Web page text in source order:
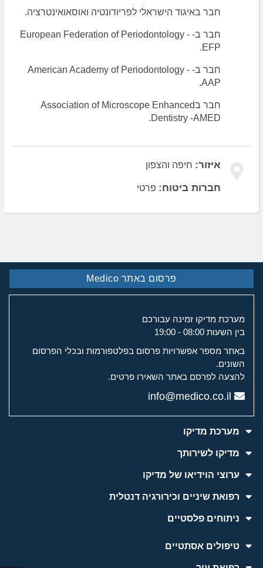
חבר באיגוד הישראלי לפריודונטיה ואוסאואינטרציה.
חבר ב- European Federation of Periodontology -
EFP.
חבר ב- American Academy of Periodontology -
AAP.
חבר בAssociation of Microscope Enhanced
Dentistry -AMED.
איזור: חיפה והצפון
חברות ביטוח: פרטי
פרסום באתר Medico
מערכת מדיקו זמינה עבורכם
בין השעות 08:00 - 19:00
באתר מספר אפשרויות פרסום בפלטפורמות ובכלי הפרסום
השונים.
להצעה לפרסם באתר השאירו פרטים.
info@medico.co.il
מערכת מדיקו
מדיקו לשירותך
ערוצי הוידיאו של מדיקו
רפואת שיניים וכירורגיה דנטלית
ניתוחים פלסטיים
טיפולים אסתטיים